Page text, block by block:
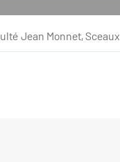
Jean Monnet, Sceaux